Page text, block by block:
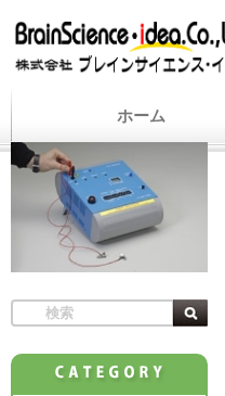
ホーム